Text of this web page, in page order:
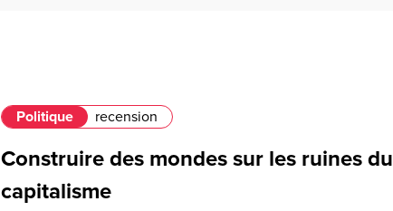
Politique recension
Construire des mondes sur les ruines du
capitalisme